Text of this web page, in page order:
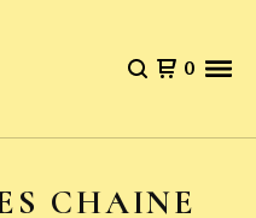
0
CHAINE